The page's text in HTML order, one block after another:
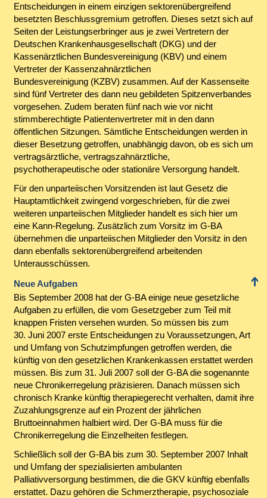
Entscheidungen in einem einzigen sektorenübergreifend
besetzten Beschlussgremium getroffen. Dieses setzt sich auf
Seiten der Leistungserbringer aus je zwei Vertretern der
Deutschen Krankenhausgesellschaft (DKG) und der
Kassenärztlichen Bundesvereinigung (KBV) und einem
Vertreter der Kassenzahnärztlichen
Bundesvereinigung (KZBV) zusammen. Auf der Kassenseite
sind fünf Vertreter des dann neu gebildeten Spitzenverbandes
vorgesehen. Zudem beraten fünf nach wie vor nicht
stimmberechtigte Patientenvertreter mit in den dann
öffentlichen Sitzungen. Sämtliche Entscheidungen werden in
dieser Besetzung getroffen, unabhängig davon, ob es sich um
vertragsärztliche, vertragszahnärztliche,
psychotherapeutische oder stationäre Versorgung handelt.
Für den unparteiischen Vorsitzenden ist laut Gesetz die
Hauptamtlichkeit zwingend vorgeschrieben, für die zwei
weiteren unparteiischen Mitglieder handelt es sich hier um
eine Kann-Regelung. Zusätzlich zum Vorsitz im G-BA
übernehmen die unparteiischen Mitglieder den Vorsitz in den
dann ebenfalls sektorenübergreifend arbeitenden
Unterausschüssen.
Neue Aufgaben
Bis September 2008 hat der G-BA einige neue gesetzliche
Aufgaben zu erfüllen, die vom Gesetzgeber zum Teil mit
knappen Fristen versehen wurden. So müssen bis zum
30. Juni 2007 erste Entscheidungen zu Voraussetzungen, Art
und Umfang von Schutzimpfungen getroffen werden, die
künftig von den gesetzlichen Krankenkassen erstattet werden
müssen. Bis zum 31. Juli 2007 soll der G-BA die sogenannte
neue Chronikerregelung präzisieren. Danach müssen sich
chronisch Kranke künftig therapiegerecht verhalten, damit ihre
Zuzahlungsgrenze auf ein Prozent der jährlichen
Bruttoeinnahmen halbiert wird. Der G-BA muss für die
Chronikerregelung die Einzelheiten festlegen.
Schließlich soll der G-BA bis zum 30. September 2007 Inhalt
und Umfang der spezialisierten ambulanten
Palliativversorgung bestimmen, die die GKV künftig ebenfalls
erstattet. Dazu gehören die Schmerztherapie, psychosoziale